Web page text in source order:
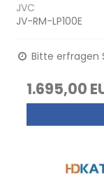
JVC
JV-RM-LP100E
Bitte erfragen
1.695,00